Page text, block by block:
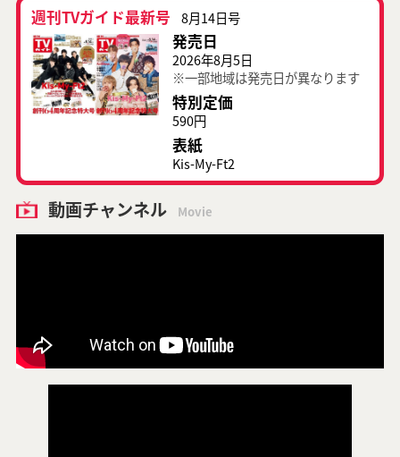
週刊TVガイド最新号 8月14日号
発売日
2026年8月5日
※一部地域は発売日が異なります
特別定価
590円
表紙
Kis-My-Ft2
動画チャンネル Movie